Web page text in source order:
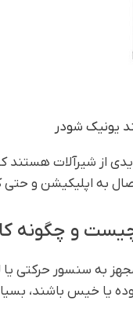
یونیک شودر
شیرآلات هستند که
به اپلیکیشن و حتی
و چگونه
به سنسور حرکتی
یا خیس باشند،